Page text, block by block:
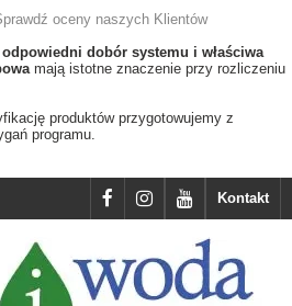
oceny naszych Klientów
odpowiedni dobór systemu i właściwa
mają istotne znaczenie przy rozliczeniu
produktów przygotowujemy z
programu.
Kontakt